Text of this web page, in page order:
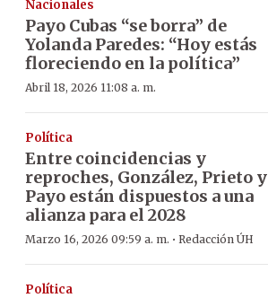
Nacionales
Payo Cubas “se borra” de
Yolanda Paredes: “Hoy estás
floreciendo en la política”
Abril 18, 2026 11:08 a. m.
Política
Entre coincidencias y
reproches, González, Prieto y
Payo están dispuestos a una
alianza para el 2028
Marzo 16, 2026 09:59 a. m. · Redacción ÚH
Política